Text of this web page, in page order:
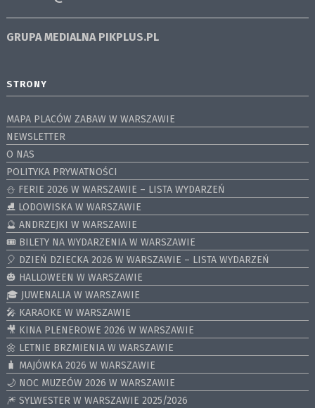
GRUPA MEDIALNA PIKPLUS.PL
STRONY
MAPA PLACÓW ZABAW W WARSZAWIE
NEWSLETTER
O NAS
POLITYKA PRYWATNOŚCI
⛄️ FERIE 2026 W WARSZAWIE – LISTA WYDARZEŃ
⛸ LODOWISKA W WARSZAWIE
🔮 ANDRZEJKI W WARSZAWIE
🎟️ BILETY NA WYDARZENIA W WARSZAWIE
🎈 DZIEŃ DZIECKA 2026 W WARSZAWIE – LISTA WYDARZEŃ
🎃 HALLOWEEN W WARSZAWIE
🎓 JUWENALIA W WARSZAWIE
🎤 KARAOKE W WARSZAWIE
🎥 KINA PLENEROWE 2026 W WARSZAWIE
🌼 LETNIE BRZMIENIA W WARSZAWIE
🧳 MAJÓWKA 2026 W WARSZAWIE
🌙 NOC MUZEÓW 2026 W WARSZAWIE
🎆 SYLWESTER W WARSZAWIE 2025/2026